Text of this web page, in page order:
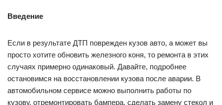
Введение
Если в результате ДТП поврежден кузов авто, а может вы
просто хотите обновить железного коня, то ремонта в этих
случаях примерно одинаковый. Давайте, подробнее
остановимся на восстановлении кузова после аварии. В
автомобильном сервисе можно выполнить работы по
кузову, отремонтировать бампера, сделать замену стекол и